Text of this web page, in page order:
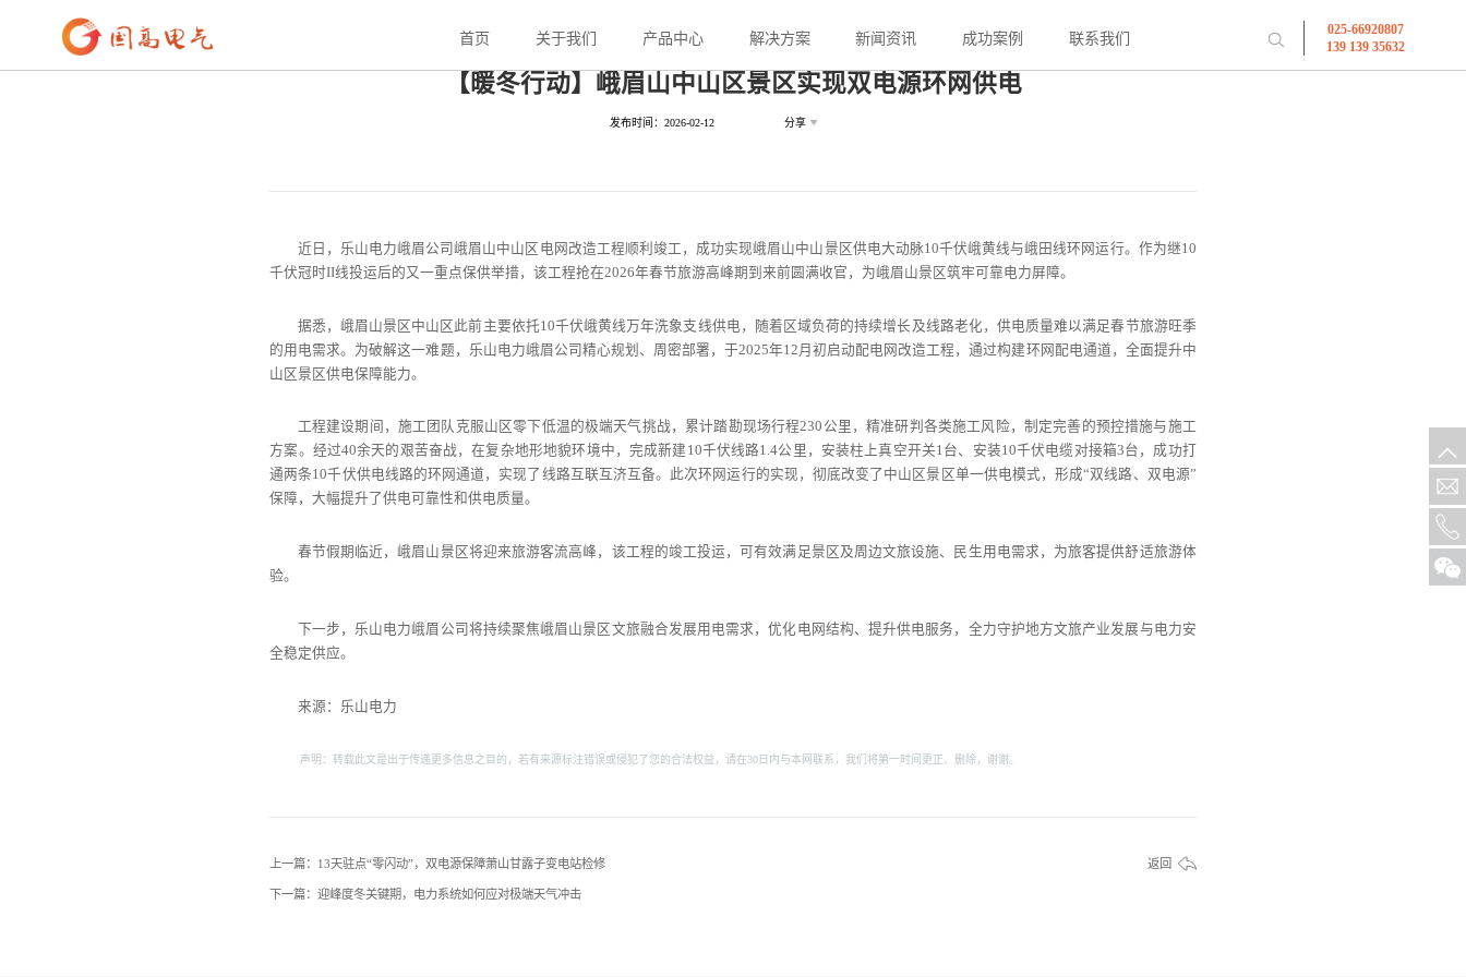
025-66920807
139 139 35632
首页 关于我们 产品中心 解决方案 新闻资讯 成功案例 联系我们
【暖冬行动】峨眉山中山区景区实现双电源环网供电
发布时间：2026-02-12 分享
近日，乐山电力峨眉公司峨眉山中山区电网改造工程顺利竣工，成功实现峨眉山中山景区供电大动脉10千伏峨黄线与峨田线环网运行。作为继10
千伏冠时II线投运后的又一重点保供举措，该工程抢在2026年春节旅游高峰期到来前圆满收官，为峨眉山景区筑牢可靠电力屏障。
据悉，峨眉山景区中山区此前主要依托10千伏峨黄线万年洗象支线供电，随着区域负荷的持续增长及线路老化，供电质量难以满足春节旅游旺季
的用电需求。为破解这一难题，乐山电力峨眉公司精心规划、周密部署，于2025年12月初启动配电网改造工程，通过构建环网配电通道，全面提升中
山区景区供电保障能力。
工程建设期间，施工团队克服山区零下低温的极端天气挑战，累计踏勘现场行程230公里，精准研判各类施工风险，制定完善的预控措施与施工
方案。经过40余天的艰苦奋战，在复杂地形地貌环境中，完成新建10千伏线路1.4公里，安装柱上真空开关1台、安装10千伏电缆对接箱3台，成功打
通两条10千伏供电线路的环网通道，实现了线路互联互济互备。此次环网运行的实现，彻底改变了中山区景区单一供电模式，形成“双线路、双电源”
保障，大幅提升了供电可靠性和供电质量。
春节假期临近，峨眉山景区将迎来旅游客流高峰，该工程的竣工投运，可有效满足景区及周边文旅设施、民生用电需求，为旅客提供舒适旅游体
验。
下一步，乐山电力峨眉公司将持续聚焦峨眉山景区文旅融合发展用电需求，优化电网结构、提升供电服务，全力守护地方文旅产业发展与电力安
全稳定供应。
来源：乐山电力
声明：转载此文是出于传递更多信息之目的，若有来源标注错误或侵犯了您的合法权益，请在30日内与本网联系，我们将第一时间更正、删除，谢谢。
返回
上一篇：13天驻点“零闪动”，双电源保障萧山甘露子变电站检修
下一篇：迎峰度冬关键期，电力系统如何应对极端天气冲击